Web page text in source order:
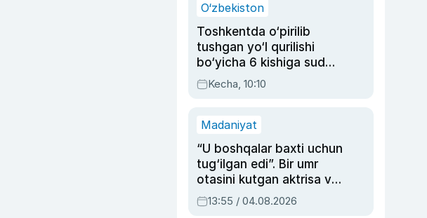
O‘zbekiston
Toshkentda o‘pirilib
tushgan yo‘l qurilishi
bo‘yicha 6 kishiga sud
hukmi o‘qildi
Kecha, 10:10
Madaniyat
“U boshqalar baxti uchun
tug‘ilgan edi”. Bir umr
otasini kutgan aktrisa va
dublyaj ustasi Rimma
Ahmedovaning
13:55 / 04.08.2026